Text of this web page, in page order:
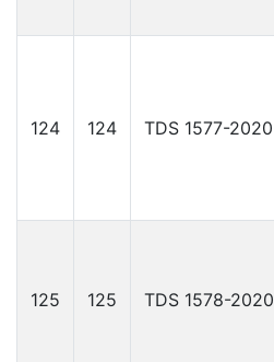
124 124 TDS 1577-2020
125 125 TDS 1578-2020